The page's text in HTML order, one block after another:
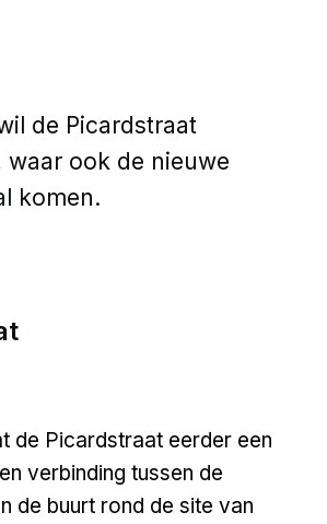
de Picardstraat
waar ook de nieuwe
komen.
de Picardstraat eerder een
verbinding tussen de
de buurt rond de site van